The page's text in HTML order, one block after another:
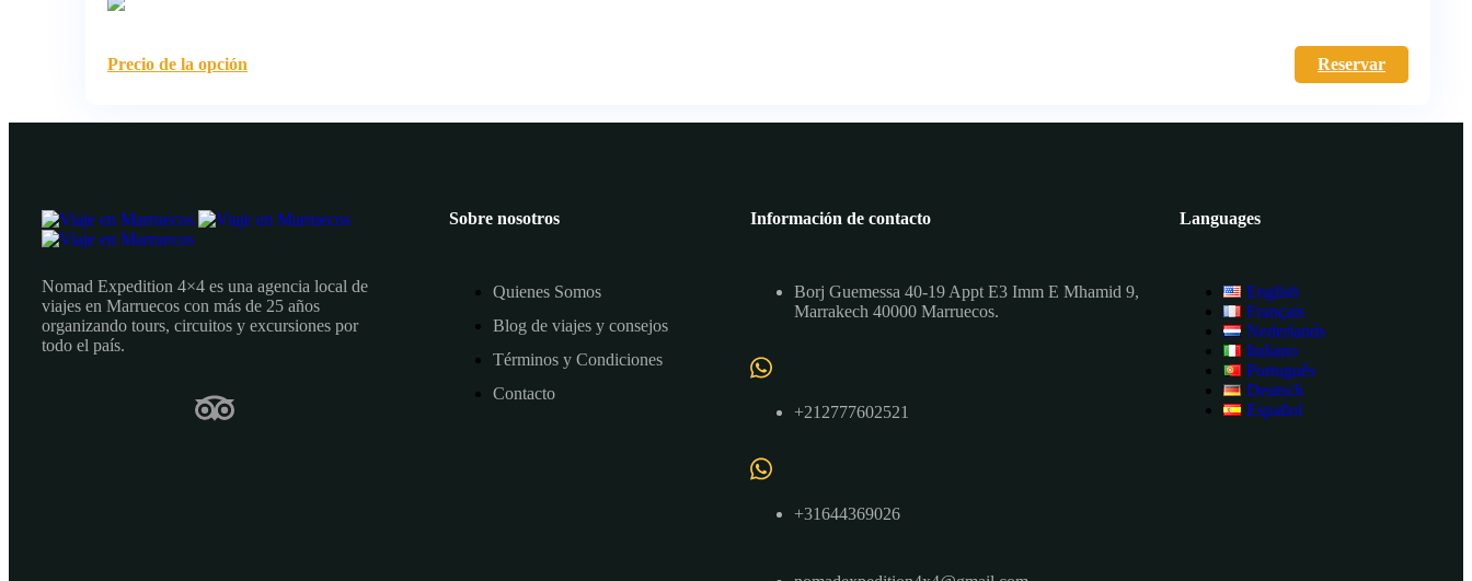
Precio de la opción Reservar
Nomad Expedition 4×4 es una agencia local de
viajes en Marruecos con más de 25 años
organizando tours, circuitos y excursiones por
todo el país.
Sobre nosotros
Quienes Somos
Blog de viajes y consejos
Términos y Condiciones
Contacto
Información de contacto
Borj Guemessa 40-19 Appt E3 Imm E Mhamid 9,
Marrakech 40000 Marruecos.
+212777602521
+31644369026
Languages
English
Français
Nederlands
Italiano
Português
Deutsch
Español